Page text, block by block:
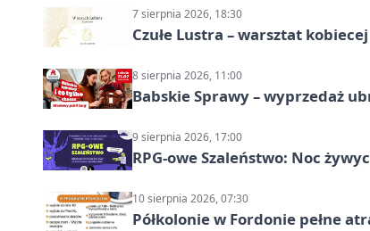
7 sierpnia 2026, 18:30
Czułe Lustra – warsztat
8 sierpnia 2026, 11:00
Babskie Sprawy – wyprzedaż
9 sierpnia 2026, 17:00
RPG-owe Szaleństwo: Noc
10 sierpnia 2026, 07:30
Półkolonie w Fordonie pełne